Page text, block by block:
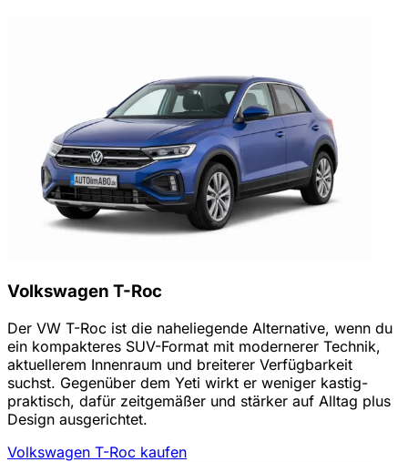
Volkswagen T-Roc
Der VW T-Roc ist die naheliegende Alternative, wenn du
ein kompakteres SUV-Format mit modernerer Technik,
aktuellerem Innenraum und breiterer Verfügbarkeit
suchst. Gegenüber dem Yeti wirkt er weniger kastig-
praktisch, dafür zeitgemäßer und stärker auf Alltag plus
Design ausgerichtet.
Volkswagen T-Roc kaufen